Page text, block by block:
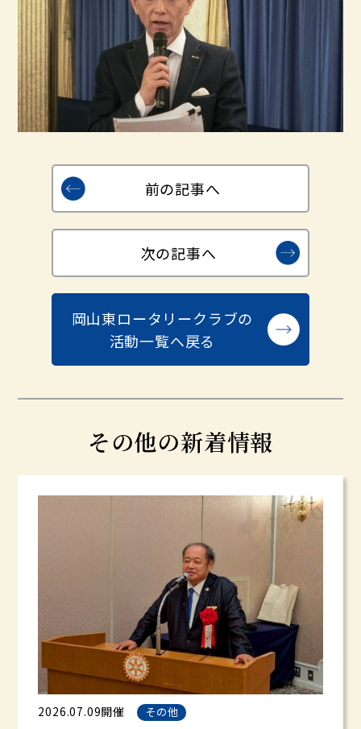
前の記事へ
岡山東ロータリークラブの
活動一覧へ戻る
次の記事へ
その他の新着情報
2026.07.09開催 その他